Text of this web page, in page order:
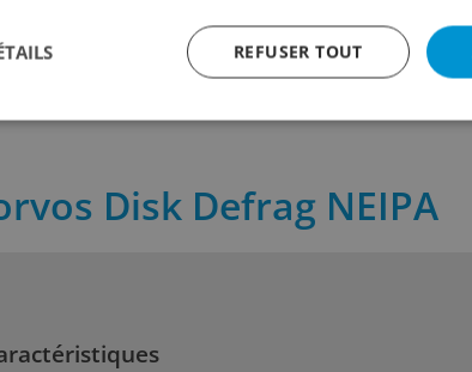
33 clContenu:
Disk Defrag NEIPA
REFUSER TOUT